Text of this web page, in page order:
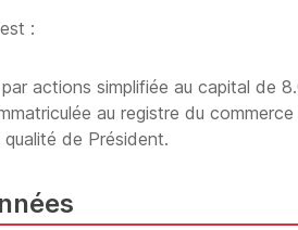
:
actions simplifiée au capital de
au registre du
de Président.